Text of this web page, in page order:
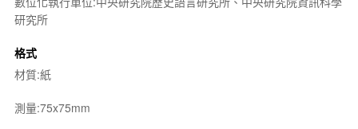
研究所
格式
材質:紙
測量:75x75mm